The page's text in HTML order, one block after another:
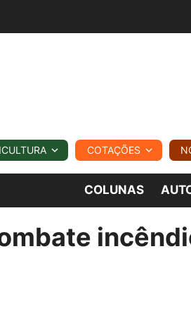
AGROTEMPO REGIONAL
COTAÇÕES
COLUNAS